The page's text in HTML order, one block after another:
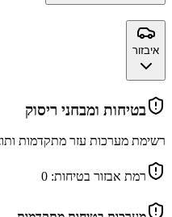
איבזור
בטיחות ומבחני ריסוק
רשימת מערכות עזר מתקדמות
רמת אבזור בטיחות: 0